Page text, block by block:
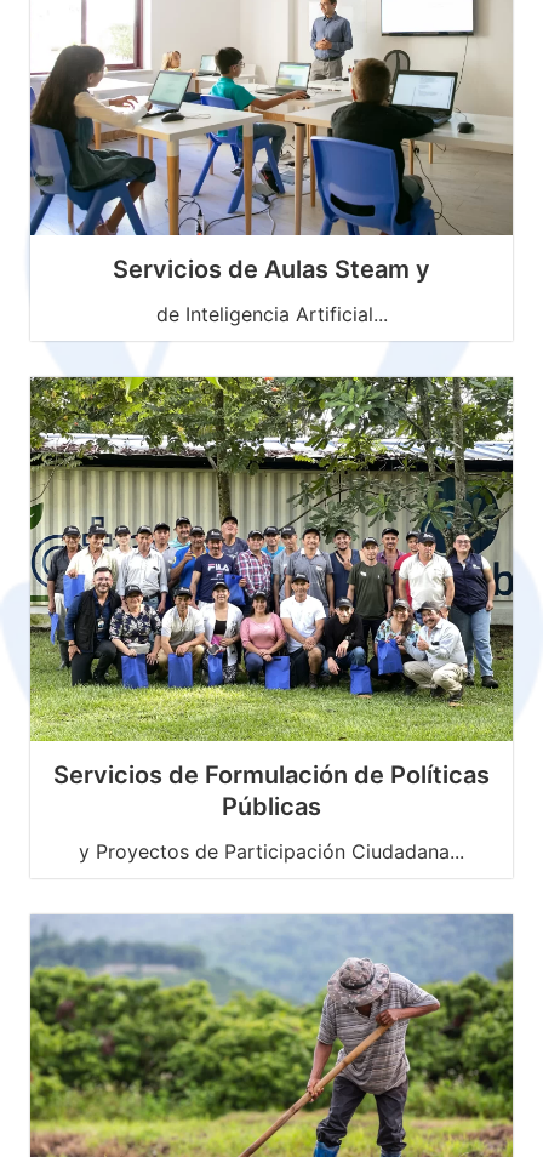
Servicios de Aulas Steam y
de Inteligencia Artificial...
Servicios de Formulación de Políticas
Públicas
y Proyectos de Participación Ciudadana...